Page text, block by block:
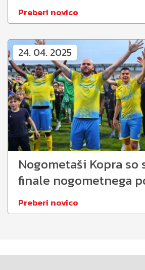
Preberi novico
24. 04. 2025
Nogometaši Kopra
finale nogometnega
Preberi novico